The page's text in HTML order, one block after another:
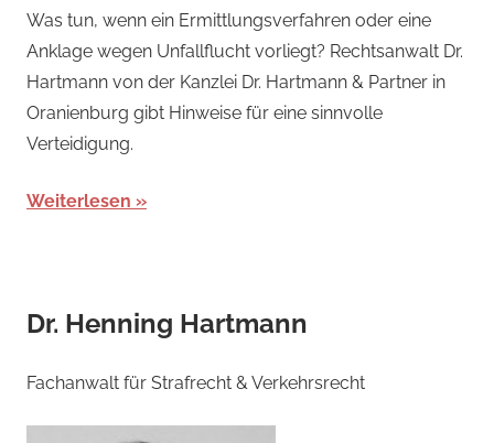
Was tun, wenn ein Ermittlungsverfahren oder eine
Anklage wegen Unfallflucht vorliegt? Rechtsanwalt Dr.
Hartmann von der Kanzlei Dr. Hartmann & Partner in
Oranienburg gibt Hinweise für eine sinnvolle
Verteidigung.
Weiterlesen
Dr. Henning Hartmann
Fachanwalt für Strafrecht & Verkehrsrecht